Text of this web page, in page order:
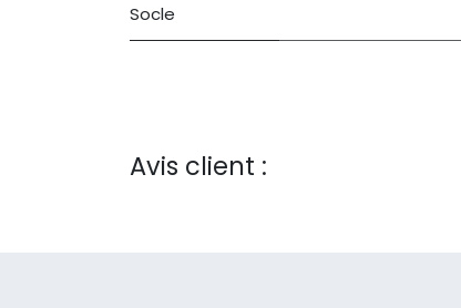
Socle
Avis client :